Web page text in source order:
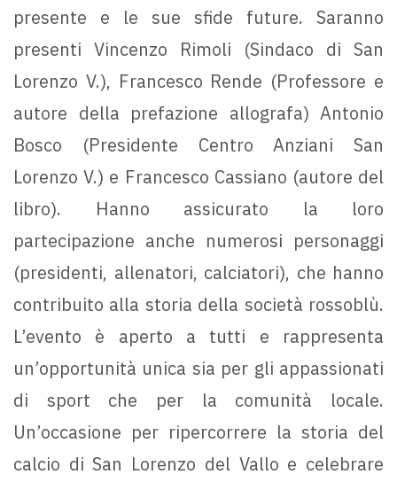
presente e le sue sfide future. Saranno
presenti Vincenzo Rimoli (Sindaco di San
Lorenzo V.), Francesco Rende (Professore e
autore della prefazione allografa) Antonio
Bosco (Presidente Centro Anziani San
Lorenzo V.) e Francesco Cassiano (autore del
libro). Hanno assicurato la loro
partecipazione anche numerosi personaggi
(presidenti, allenatori, calciatori), che hanno
contribuito alla storia della società rossoblù.
L’evento è aperto a tutti e rappresenta
un’opportunità unica sia per gli appassionati
di sport che per la comunità locale.
Un’occasione per ripercorrere la storia del
calcio di San Lorenzo del Vallo e celebrare